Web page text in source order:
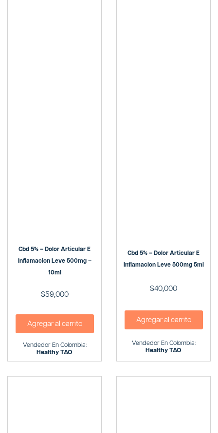
Cbd 5% – Dolor Articular E
Inflamacion Leve 500mg –
10ml
$59,000
Agregar al carrito
Vendedor En Colombia:
Healthy TAO
Cbd 5% – Dolor Articular E
Inflamacion Leve 500mg 5ml
$40,000
Agregar al carrito
Vendedor En Colombia:
Healthy TAO